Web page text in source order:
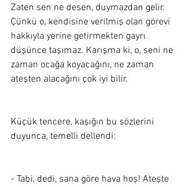
Zaten sen ne desen, duymazdan gelir.
Çünkü o, kendisine verilmiş olan görevi
hakkıyla yerine getirmekten gayrı
düşünce taşımaz. Karışma ki, o, seni ne
zaman ocağa koyacağını, ne zaman
ateşten alacağını çok iyi bilir.
Küçük tencere, kaşığın bu sözlerini
duyunca, temelli dellendi:
- Tabi, dedi, sana göre hava hoş! Ateşte